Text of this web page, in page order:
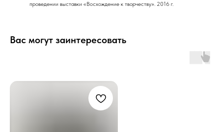
проведении выставки «Восхождение к творчеству». 2016 г.
Вас могут заинтересовать